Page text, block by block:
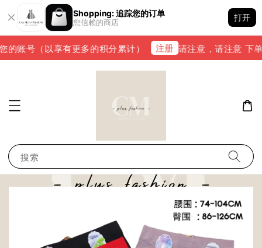
Shopping: 追踪您的订单
您信赖的商店
打开
账号（以享有更多的积分累计） 注册 请注意，请注意 下单
搜索